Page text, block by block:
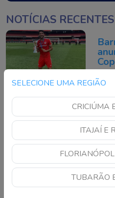
SELECIONE UMA REGIÃO
CRICIÚMA
ITAJAÍ E
TUBARÃO
NOTÍCIAS RECENTES
da